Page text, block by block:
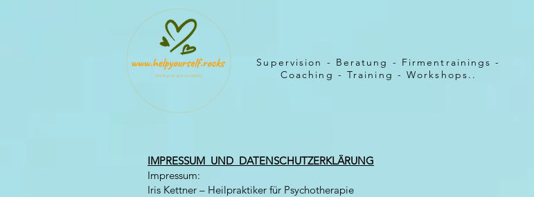
Supervision - Beratung - Firmentrainings -
Coaching - Training - Workshops..
IMPRESSUM UND DATENSCHUTZERKLÄRUNG
Impressum:
Iris Kettner – Heilpraktiker für Psychotherapie